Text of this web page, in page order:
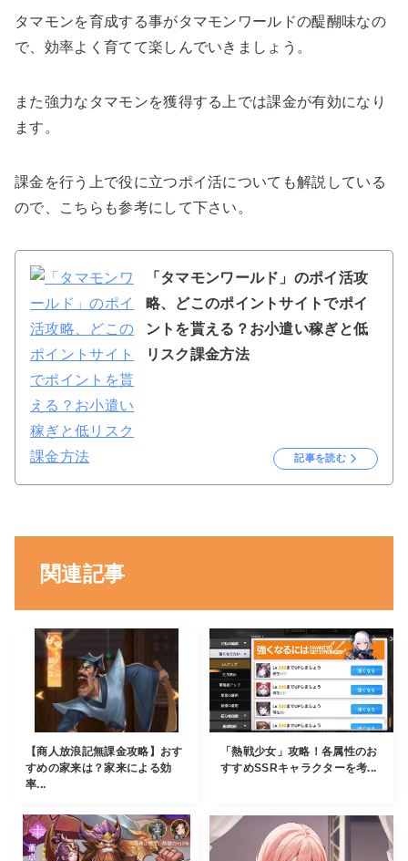
タマモンを育成する事がタマモンワールドの醍醐味なの
で、効率よく育てて楽しんでいきましょう。
また強力なタマモンを獲得する上では課金が有効になり
ます。
課金を行う上で役に立つポイ活についても解説している
ので、こちらも参考にして下さい。
「タマモンワールド」のポイ活攻
略、どこのポイントサイトでポイ
ントを貰える？お小遣い稼ぎと低
リスク課金方法
記事を読む
関連記事
【商人放浪記無課金攻略】おす
すめの家来は？家来による効
率...
「熱戦少女」攻略！各属性のお
すすめSSRキャラクターを考...